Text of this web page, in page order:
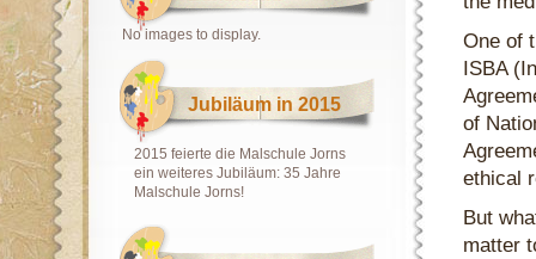
No images to display.
Jubiläum in 2015
2015 feierte die Malschule Jorns
ein weiteres Jubiläum: 35 Jahre
Malschule Jorns!
One of
ISBA
of
ethical
But
matter